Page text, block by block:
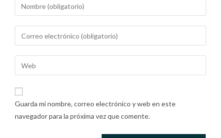
Guarda mi nombre, correo electrónico y web en este
navegador para la próxima vez que comente.